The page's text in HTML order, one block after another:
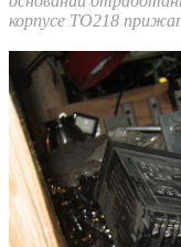
корпусе ТО218